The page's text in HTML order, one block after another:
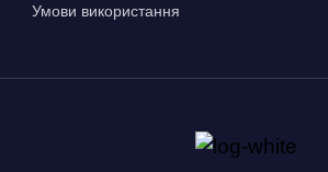
Умови використання